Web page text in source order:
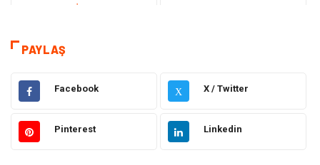
Teknoloji & İnternet
Hizmet
Hukuk Emlak
Otomotiv Sağlıklı Yaşam
PAYLAŞ
Facebook X X / Twitter
Pinterest Linkedin